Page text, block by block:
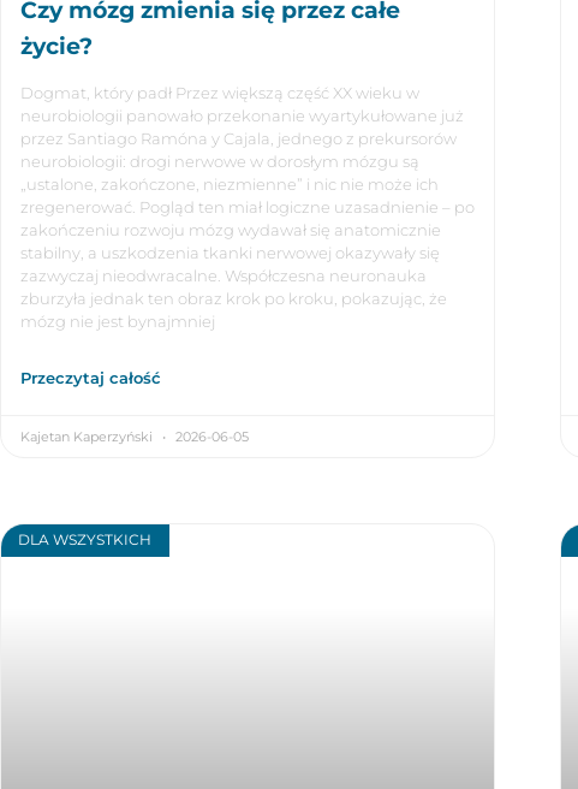
Czy mózg zmienia się przez całe
życie?
Dogmat, który padł Przez większą część XX wieku w
neurobiologii panowało przekonanie wyartykułowane już
przez Santiago Ramóna y Cajala, jednego z prekursorów
neurobiologii: drogi nerwowe w dorosłym mózgu są
„ustalone, zakończone, niezmienne” i nic nie może ich
zregenerować. Pogląd ten miał logiczne uzasadnienie – po
zakończeniu rozwoju mózg wydawał się anatomicznie
stabilny, a uszkodzenia tkanki nerwowej okazywały się
zazwyczaj nieodwracalne. Współczesna neuronauka
zburzyła jednak ten obraz krok po kroku, pokazując, że
mózg nie jest bynajmniej
Przeczytaj całość
Kajetan Kaperzyński 2026-06-05
DLA WSZYSTKICH